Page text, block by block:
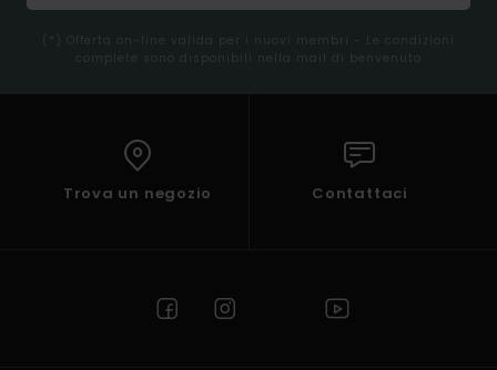
(*) Offerta on-line valida per i nuovi membri - Le condizioni
complete sono disponibili nella mail di benvenuto
Trova un negozio Contattaci